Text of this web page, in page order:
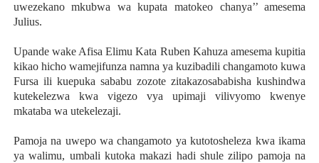
uwezekano mkubwa wa kupata matokeo chanya’’ amesema
Julius.
Upande wake Afisa Elimu Kata Ruben Kahuza amesema kupitia
kikao hicho wamejifunza namna ya kuzibadili changamoto kuwa
Fursa ili kuepuka sababu zozote zitakazosababisha kushindwa
kutekelezwa kwa vigezo vya upimaji vilivyomo kwenye
mkataba wa utekelezaji.
Pamoja na uwepo wa changamoto ya kutotosheleza kwa ikama
ya walimu, umbali kutoka makazi hadi shule zilipo pamoja na